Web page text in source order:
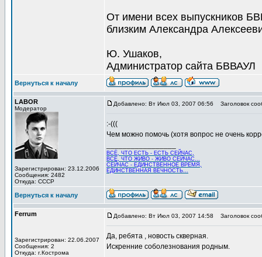
От имени всех выпускников
близким Александра
Ю. Ушаков,
Администратор сайта БВВАУЛ
Вернуться к началу
LABOR
Модератор
Зарегистрирован: 23.12.2006
Сообщения: 2482
Откуда: СССР
Добавлено: Вт Июл 03, 2007 06:56 Заголовок
:-(((
Чем можно помочь (хотя вопрос не очень
ВСЁ, ЧТО ЕСТЬ - ЕСТЬ СЕЙЧАС,
ВСЁ, ЧТО ЖИВО - ЖИВО СЕЙЧАС...
СЕЙЧАС - ЕДИНСТВЕННОЕ ВРЕМЯ,
ЕДИНСТВЕННАЯ ВЕЧНОСТЬ...
Вернуться к началу
Ferrum
Зарегистрирован: 22.06.2007
Сообщения: 2
Откуда: г.Кострома
Добавлено: Вт Июл 03, 2007 14:58 Заголовок
Да, ребята , новость скверная.
Искренние соболезнования родным.